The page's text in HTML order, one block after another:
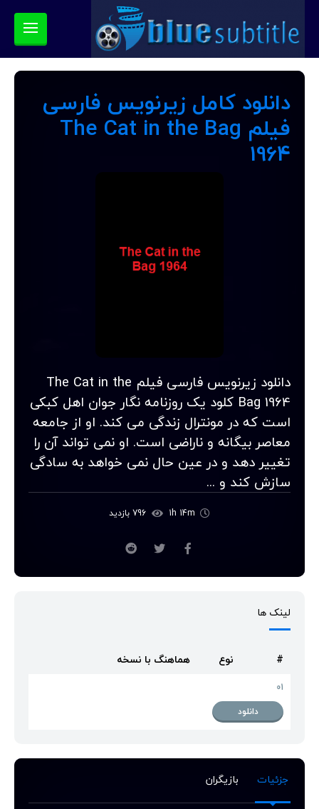
دانلود کامل زیرنویس فارسی
فیلم The Cat in the Bag
1964
دانلود زیرنویس فارسی فیلم The Cat in the
Bag 1964 کلود یک روزنامه نگار جوان اهل کبکی
است که در مونترال زندگی می کند. او از جامعه
معاصر بیگانه و ناراضی است. او نمی تواند آن را
تغییر دهد و در عین حال نمی خواهد به سادگی
سازش کند و ...
لینک ها
# نوع هماهنگ با نسخه
01
دانلود
جزئیات بازیگران